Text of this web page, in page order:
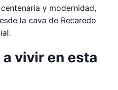
y modernidad,
la cava de Recaredo
a vivir en esta